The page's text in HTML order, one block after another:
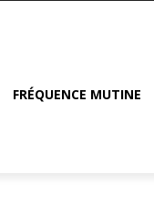
FRÉQUENCE MUTINE